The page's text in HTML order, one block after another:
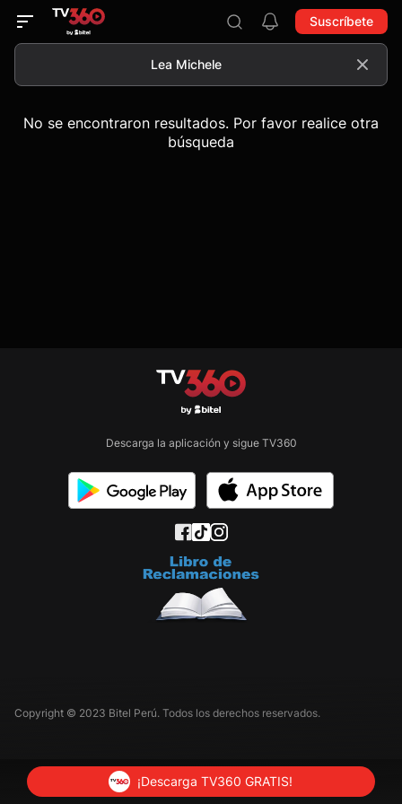
Suscríbete
No se encontraron resultados. Por favor realice otra
búsqueda
Descarga la aplicación y sigue TV360
Copyright © 2023 Bitel Perú. Todos los derechos reservados.
¡Descarga TV360 GRATIS!